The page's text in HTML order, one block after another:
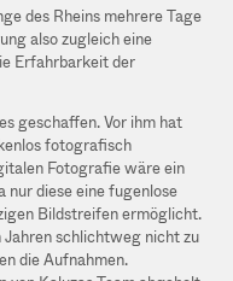
des Rheins mehrere Tage
also zugleich eine
Erfahrbarkeit der
geschaffen. Vor ihm hat
fotografisch
Fotografie wäre ein
diese eine fugenlose
Bildstreifen ermöglicht.
schlichtweg nicht zu
die Aufnahmen.